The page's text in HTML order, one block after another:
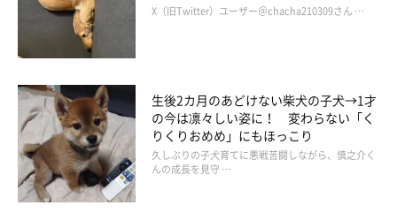
（写真左から）そるくん、妹犬・うるちゃん。
@pretty_solulu
飼い主さんの家には、そるくんのほかに妹犬・うるちゃん（取材
X（旧Twitter）ユーザー＠chacha210309さん …
生後2カ月のあどけない柴犬の子犬→1才
の今は凛々しい姿に！ 変わらない「く
りくりおめめ」にもほっこり
久しぶりの子犬育てに悪戦苦闘しながら、慎之介く
んの成長を見守 …